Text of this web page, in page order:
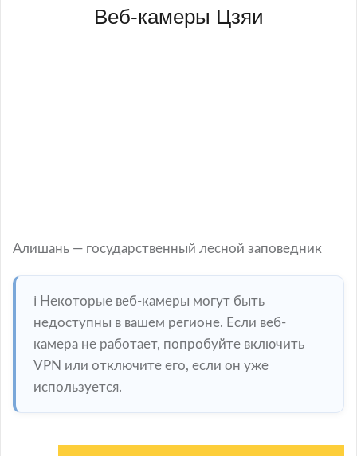
Веб-камеры Цзяи
Алишань — государственный лесной заповедник
ℹ️ Некоторые веб-камеры могут быть
недоступны в вашем регионе. Если веб-
камера не работает, попробуйте включить
VPN или отключите его, если он уже
используется.